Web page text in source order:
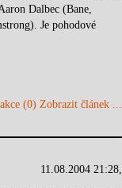
Dalbec (Bane,
Je pohodové
(0) Zobrazit článek ...
11.08.2004 21:28,